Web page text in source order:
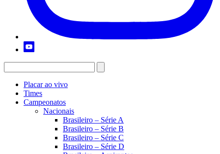
Placar ao vivo
Times
Campeonatos
Nacionais
Brasileiro – Série A
Brasileiro – Série B
Brasileiro – Série C
Brasileiro – Série D